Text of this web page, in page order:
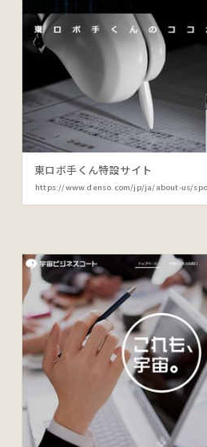
東ロボ手くん特設サイト